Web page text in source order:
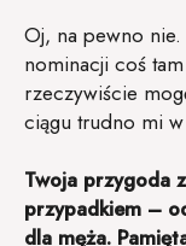
Oj, na pewno
nominacji coś
rzeczywiście
ciągu trudno mi
Twoja przygoda
przypadkiem –
dla męża.